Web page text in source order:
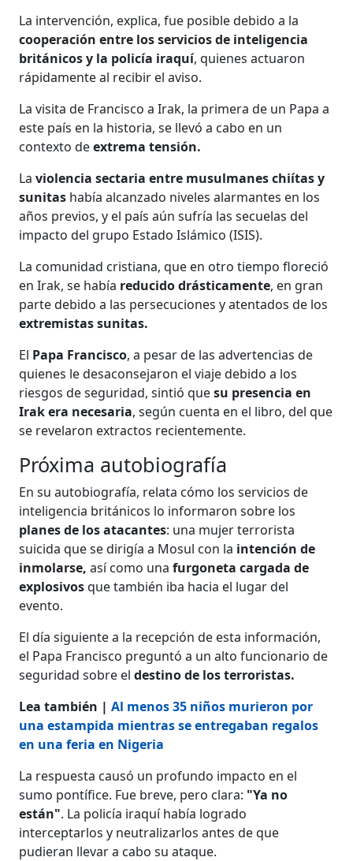
La intervención, explica, fue posible debido a la
cooperación entre los servicios de inteligencia
británicos y la policía iraquí, quienes actuaron
rápidamente al recibir el aviso.
La visita de Francisco a Irak, la primera de un Papa a
este país en la historia, se llevó a cabo en un
contexto deextrema tensión.
Laviolencia sectaria entre musulmanes chiítas y
sunitas había alcanzado niveles alarmantes en los
años previos, y el país aún sufría las secuelas del
impacto del grupo Estado Islámico (ISIS).
La comunidad cristiana, que en otro tiempo floreció
en Irak, se había reducido drásticamente, en gran
parte debido a las persecuciones y atentados de los
extremistas sunitas.
El Papa Francisco, a pesar de las advertencias de
quienes le desaconsejaron el viaje debido a los
riesgos de seguridad, sintió quesu presencia en
Irak era necesaria, según cuenta en el libro, del que
se revelaron extractos recientemente.
Próxima autobiografía
En su autobiografía, relata cómo los servicios de
inteligencia británicos lo informaron sobre los
planes de los atacantes: una mujer terrorista
suicida que se dirigía a Mosul con la intención de
inmolarse, así como una furgoneta cargada de
explosivosque también iba hacia el lugar del
evento.
El día siguiente a la recepción de esta información,
el Papa Francisco preguntó a un alto funcionario de
seguridad sobre eldestino de los terroristas.
Lea también |Al menos 35 niños murieron por
una estampida mientras se entregaban regalos
en una feria en Nigeria
La respuesta causó un profundo impacto en el
sumo pontífice. Fue breve, pero clara: "Ya no
están". La policía iraquí había logrado
interceptarlos y neutralizarlos antes de que
pudieran llevar a cabo su ataque.